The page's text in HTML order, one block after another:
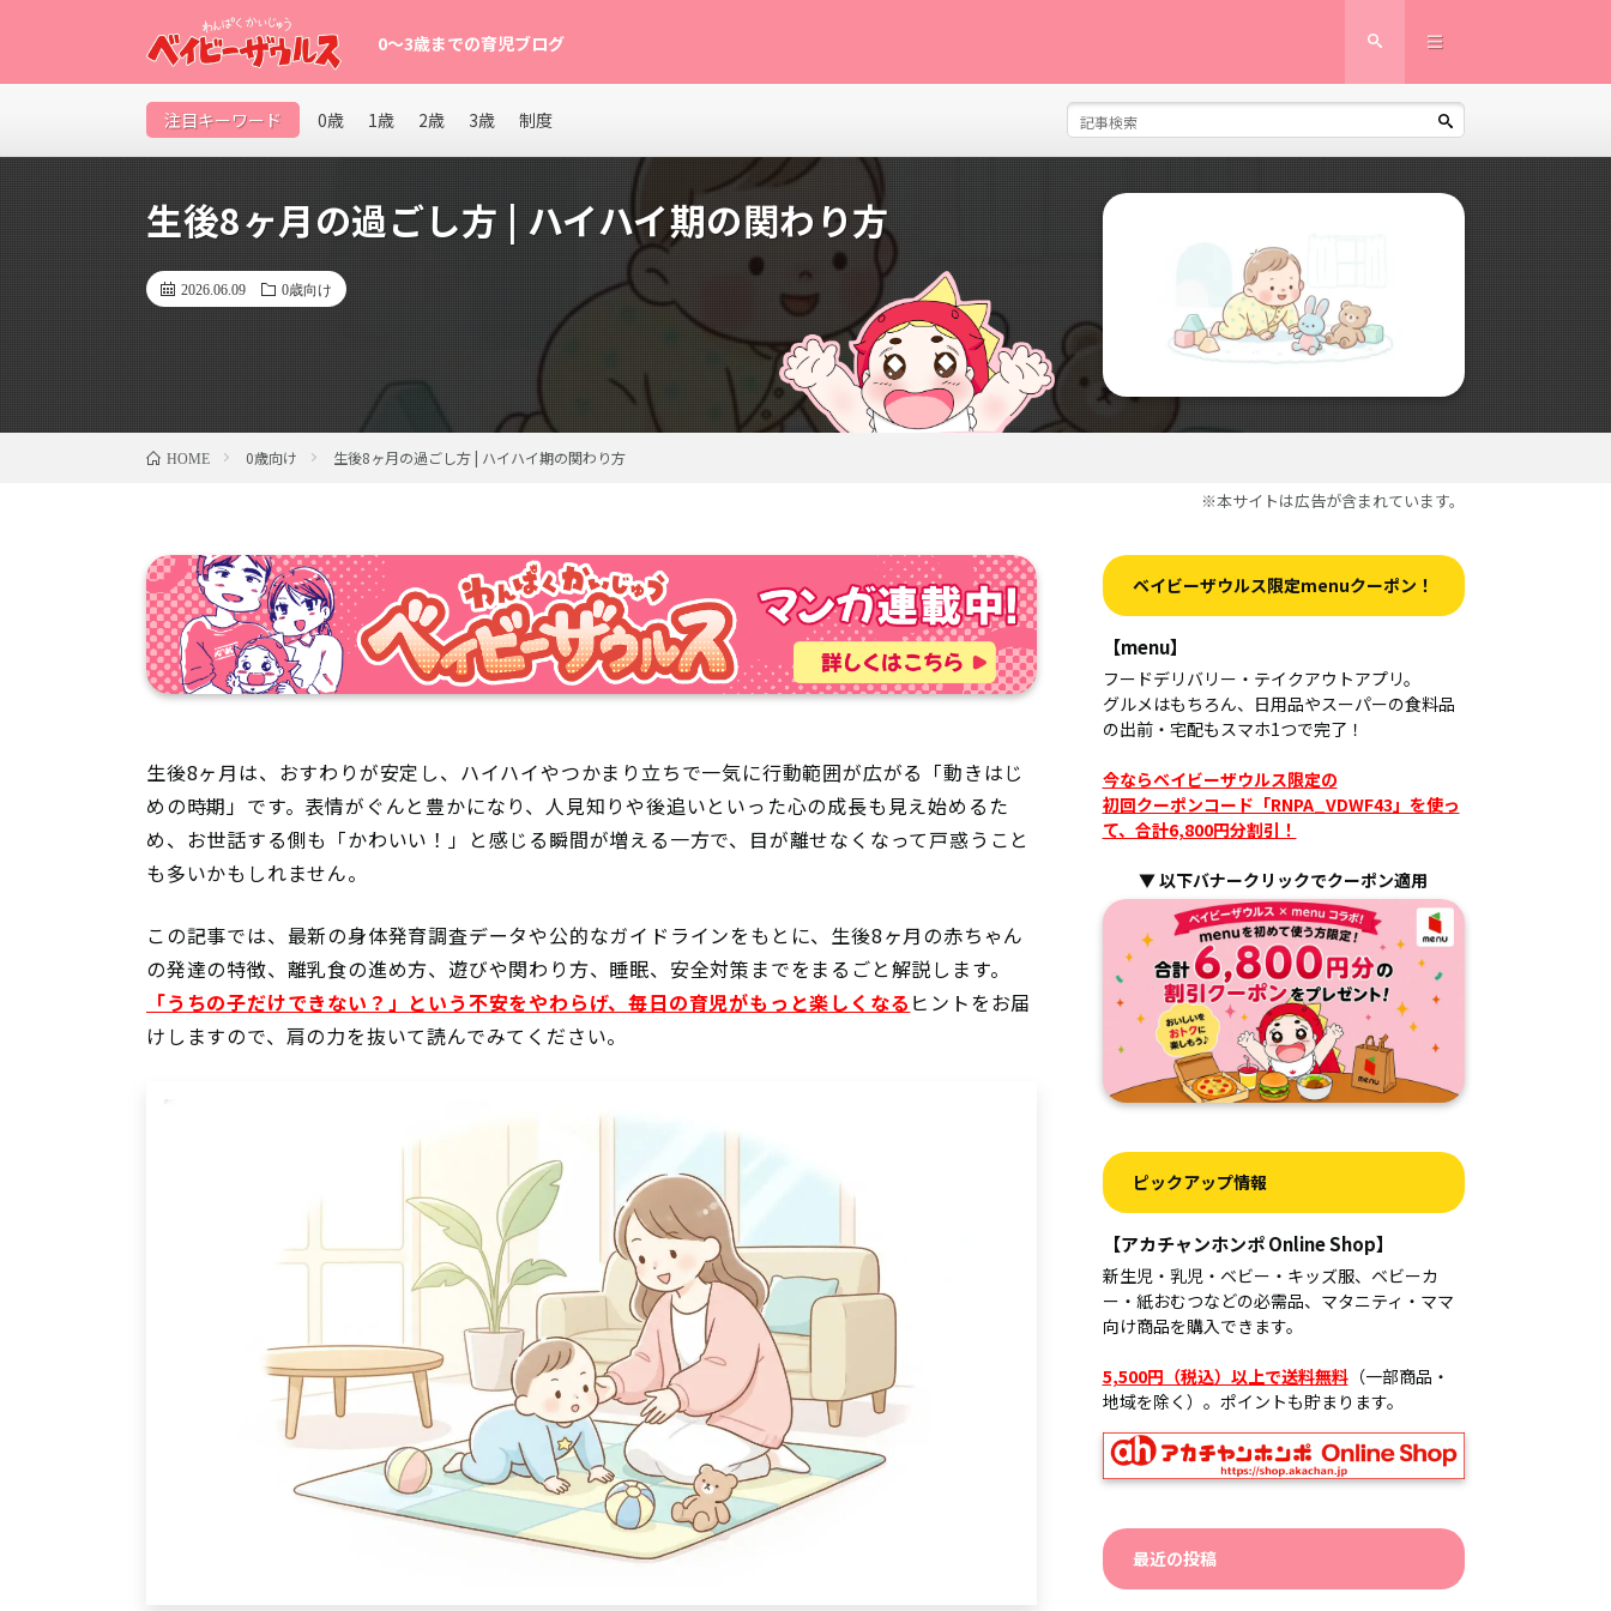
0〜3歳の赤ちゃん・幼児を育てるパパママ向け育児ブログ。月齢別の発達目安、離乳食レシピ、寝かしつけのコツ、育児グッズレビュー
0〜3歳までの育児ブログ
注目キーワード 0歳 1歳 2歳 3歳 制度
生後8ヶ月の過ごし方 | ハイハイ期の関わり方
2026.06.09 0歳向け
HOME 0歳向け 生後8ヶ月の過ごし方 | ハイハイ期の関わり方
※本サイトは広告が含まれています。
生後8ヶ月は、おすわりが安定し、ハイハイやつかまり立ちで一気に行動範囲が広がる「動きはじ
めの時期」です。表情がぐんと豊かになり、人見知りや後追いといった心の成長も見え始めるた
め、お世話する側も「かわいい！」と感じる瞬間が増える一方で、目が離せなくなって戸惑うこと
も多いかもしれません。
この記事では、最新の身体発育調査データや公的なガイドラインをもとに、生後8ヶ月の赤ちゃん
の発達の特徴、離乳食の進め方、遊びや関わり方、睡眠、安全対策までをまるごと解説します。
「うちの子だけできない？」という不安をやわらげ、毎日の育児がもっと楽しくなる ヒントをお届
けしますので、肩の力を抜いて読んでみてください。
ベイビーザウルス限定menuクーポン！
【menu】
フードデリバリー・テイクアウトアプリ。
グルメはもちろん、日用品やスーパーの食料品
の出前・宅配もスマホ1つで完了！
今ならベイビーザウルス限定の
初回クーポンコード「RNPA_VDWF43」を使っ
て、合計6,800円分割引！
▼ 以下バナークリックでクーポン適用
ピックアップ情報
【アカチャンホンポ Online Shop】
新生児・乳児・ベビー・キッズ服、ベビーカ
ー・紙おむつなどの必需品、マタニティ・ママ
向け商品を購入できます。
5,500円（税込）以上で送料無料（一部商品・
地域を除く）。ポイントも貯まります。
最近の投稿